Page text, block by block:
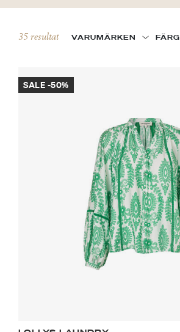
35 resultat VARUMÄRKEN FÄRG
SALE -50%